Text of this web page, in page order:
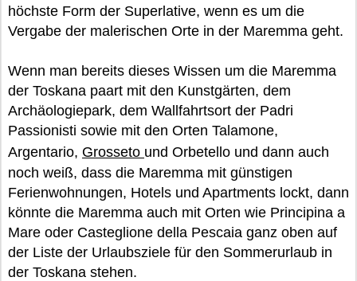
höchste Form der Superlative, wenn es um die
Vergabe der malerischen Orte in der Maremma geht.
Wenn man bereits dieses Wissen um die Maremma
der Toskana paart mit den Kunstgärten, dem
Archäologiepark, dem Wallfahrtsort der Padri
Passionisti sowie mit den Orten Talamone,
Argentario, Grosseto und Orbetello und dann auch
noch weiß, dass die Maremma mit günstigen
Ferienwohnungen, Hotels und Apartments lockt, dann
könnte die Maremma auch mit Orten wie Principina a
Mare oder Casteglione della Pescaia ganz oben auf
der Liste der Urlaubsziele für den Sommerurlaub in
der Toskana stehen.